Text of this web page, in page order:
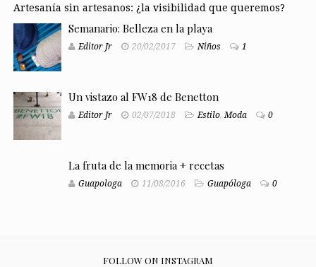
Artesanía sin artesanos: ¿la visibilidad que queremos?
Semanario: Belleza en la playa
Editor Jr 20/02/2017 Niños 1
Un vistazo al FW18 de Benetton
Editor Jr 02/07/2018 Estilo,Moda 0
La fruta de la memoria + recetas
Guapologa 11/08/2016 Guapóloga 0
FOLLOW ON INSTAGRAM